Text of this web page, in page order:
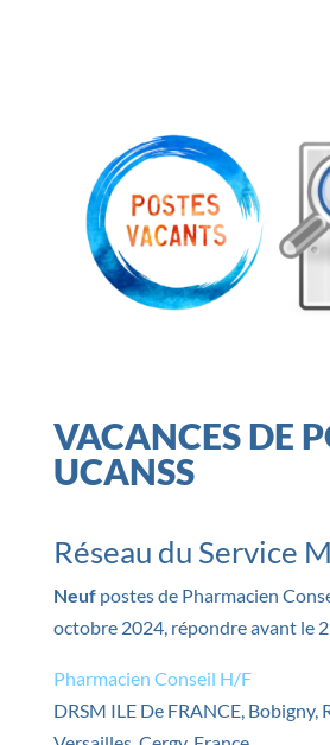
VACANCES DE
UCANSS
Réseau du Service
Neufpostes de Pharmacien
octobre 2024, répondre avant le
Pharmacien Conseil H/F
DRSM ILE De FRANCE, Bobigny,